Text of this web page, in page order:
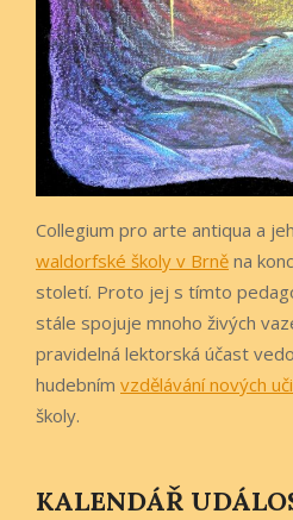
Collegium pro arte antiqua a
waldorfské školy v Brně na
století. Proto jej s tímto
stále spojuje mnoho živých
pravidelná lektorská účast
hudebním vzdělávání nových
školy.
KALENDÁŘ